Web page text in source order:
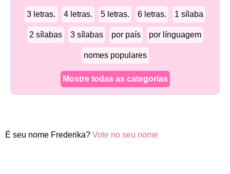
3 letras. 4 letras. 5 letras. 6 letras. 1 sílaba
2 sílabas 3 sílabas por país por línguagem
nomes populares
Mostre todas as categorias
É seu nome Frederika? Vote no seu nome